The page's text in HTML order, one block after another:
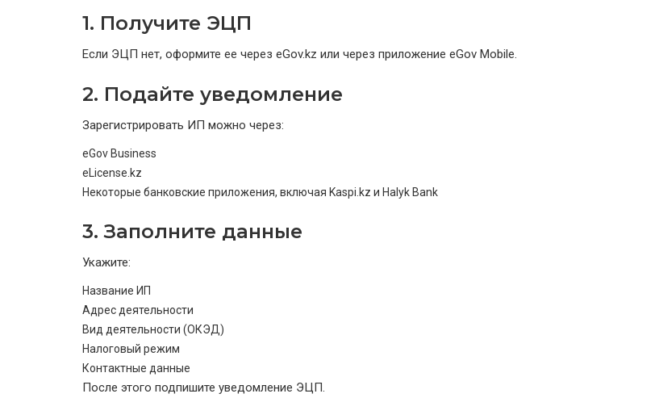
1. Получите ЭЦП
Если ЭЦП нет, оформите ее через eGov.kz или через приложение eGov Mobile.
2. Подайте уведомление
Зарегистрировать ИП можно через:
eGov Business
eLicense.kz
Некоторые банковские приложения, включая Kaspi.kz и Halyk Bank
3. Заполните данные
Укажите:
Название ИП
Адрес деятельности
Вид деятельности (ОКЭД)
Налоговый режим
Контактные данные
После этого подпишите уведомление ЭЦП.